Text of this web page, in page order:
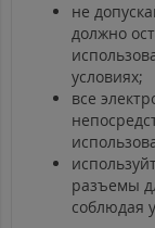
не
должно
условиях;
все
разъемы
соблюдая